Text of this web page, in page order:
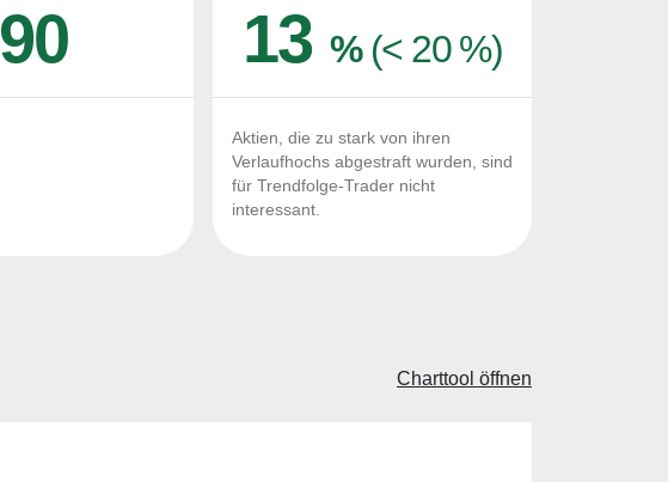
90 13% (< 20 %)
Aktien, die zu stark von ihren
Verlaufhochs abgestraft wurden, sind
für Trendfolge-Trader nicht
interessant.
Charttool öffnen